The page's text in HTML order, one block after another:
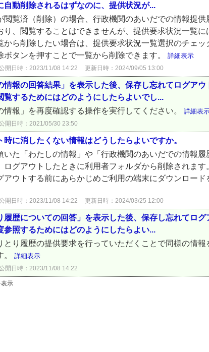
自動削除されるはずなのに、提供状況が...
閲覧済（削除）の場合、行政機関のあいだでの情報提供
り、閲覧することはできませんが、提供要求状況一覧
から削除したい場合は、提供要求状況一覧選択のチェッ
ボタンを押すことで一覧から削除できます。 詳細表示
開日時：2023/11/08 14:22 更新日時：2024/09/05 13:00
情報の回答結果」を表示した後、保存し忘れてログアウ
覧するためにはどのようにしたらよいでし...
情報」を再度確認する操作を実行してください。 詳細表
開日時：2021/05/30 23:50
時に消したくない情報はどうしたらよいですか。
いた「わたしの情報」や「行政機関のあいだでの情報履
ログアウトしたときに利用者フォルダから削除されま
アウトする前にあらかじめご利用の端末にダウンロード
開日時：2023/11/08 14:22 更新日時：2024/03/25 12:00
履歴についての回答」を表示した後、保存し忘れてログ
参照するためにはどのようにしたらよい...
とり履歴の提供要求を行っていただくことで同様の情報
。 詳細表示
開日時：2023/11/08 14:22
表示